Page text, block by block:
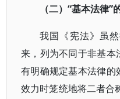
（二）“基本法律”
我国《宪法》虽
来，列为不同于非基
有明确规定基本法律
效力时笼统地将二者合